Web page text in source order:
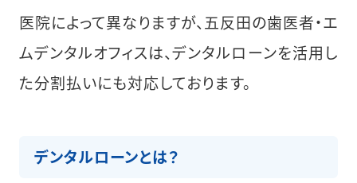
医院によって異なりますが、五反田の歯医者・エ
ムデンタルオフィスは、デンタルローンを活用し
た分割払いにも対応しております。
デンタルローンとは？